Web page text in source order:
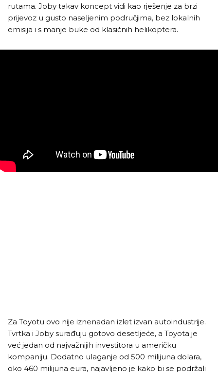
rutama. Joby takav koncept vidi kao rješenje za brzi
prijevoz u gusto naseljenim područjima, bez lokalnih
emisija i s manje buke od klasičnih helikoptera.
Za Toyotu ovo nije iznenadan izlet izvan autoindustrije.
Tvrtka i Joby surađuju gotovo desetljeće, a Toyota je
već jedan od najvažnijih investitora u američku
kompaniju. Dodatno ulaganje od 500 milijuna dolara,
oko 460 milijuna eura, najavljeno je kako bi se podržali